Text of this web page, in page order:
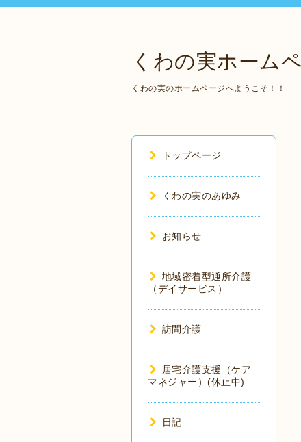
くわの実ホーム
くわの実のホームページへようこそ！！
トップページ
くわの実のあゆみ
お知らせ
地域密着型通所介護
（デイサービス）
訪問介護
居宅介護支援（ケア
マネジャー）(休止中)
日記